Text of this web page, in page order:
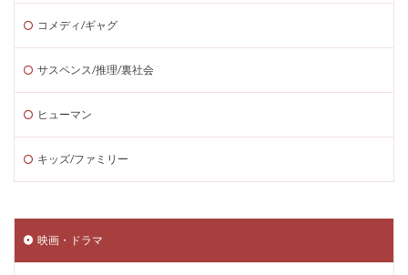
コメディ/ギャグ
サスペンス/推理/裏社会
ヒューマン
キッズ/ファミリー
映画・ドラマ